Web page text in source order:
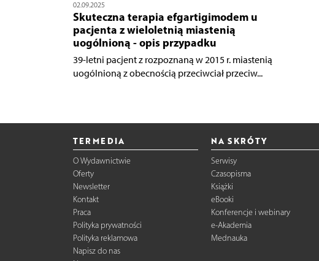
02.09.2025
Skuteczna terapia efgartigimodem u
pacjenta z wieloletnią miastenią
uogólnioną - opis przypadku
39-letni pacjent z rozpoznaną w 2015 r. miastenią
uogólnioną z obecnością przeciwciał przeciw...
TERMEDIA
O Wydawnictwie
Oferty
Newsletter
Kontakt
Praca
Polityka prywatności
Polityka reklamowa
Napisz do nas
NA SKRÓTY
Serwisy
Czasopisma
Książki
eBooki
Konferencje i webinary
e-Akademia
Mednauka